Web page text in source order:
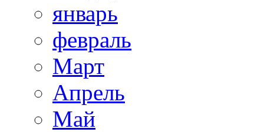
январь
февраль
Март
Апрель
Май